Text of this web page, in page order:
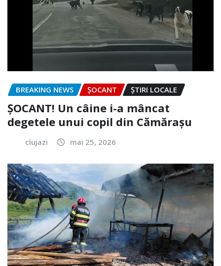
BREAKING NEWS ȘOCANT ȘTIRI LOCALE
ȘOCANT! Un câine i-a mâncat
degetele unui copil din Cămărașu
clujazi mai 25, 2026